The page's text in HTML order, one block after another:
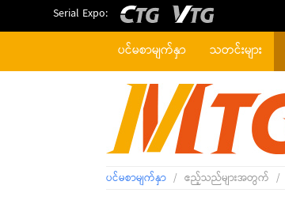
Serial Expo:
ပင်မစာမျက်နှာ သတင်းများ
ပင်မစာမျက်နှာ / ဧည့်သည်များအတွက် /